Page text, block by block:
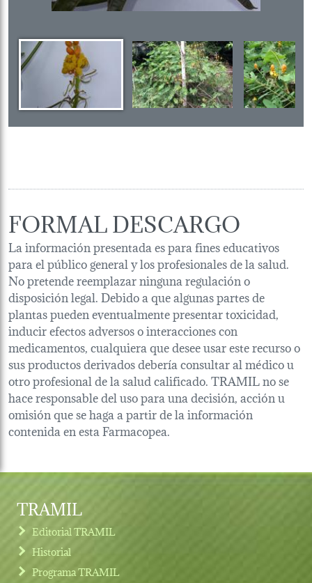
FORMAL DESCARGO
La información presentada es para fines educativos
para el público general y los profesionales de la salud.
No pretende reemplazar ninguna regulación o
disposición legal. Debido a que algunas partes de
plantas pueden eventualmente presentar toxicidad,
inducir efectos adversos o interacciones con
medicamentos, cualquiera que desee usar este recurso o
sus productos derivados debería consultar al médico u
otro profesional de la salud calificado. TRAMIL no se
hace responsable del uso para una decisión, acción u
omisión que se haga a partir de la información
contenida en esta Farmacopea.
TRAMIL
Editorial TRAMIL
Historial
Programa TRAMIL